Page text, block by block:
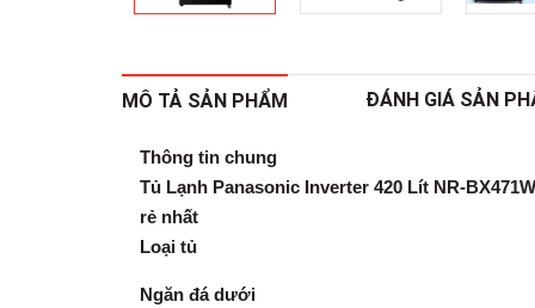
MÔ TẢ SẢN PHẨM ĐÁNH GIÁ SẢN
Thông tin chung
Tủ Lạnh Panasonic Inverter 420 Lít NR-
rẻ nhất
Loại tủ
Ngăn đá dưới